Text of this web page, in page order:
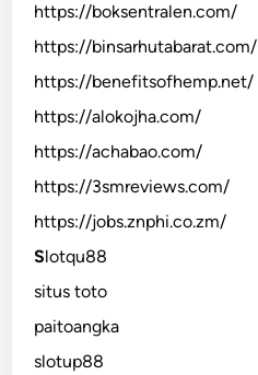
https://boksentralen.com/
https://binsarhutabarat.com/
https://benefitsofhemp.net/
https://alokojha.com/
https://achabao.com/
https://3smreviews.com/
https://jobs.znphi.co.zm/
Slotqu88
situs toto
paitoangka
slotup88